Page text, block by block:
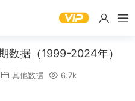
数据（1999-2024年）
其他数据 6.7k